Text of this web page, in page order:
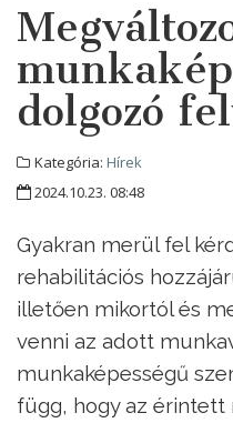
dolgozó
Kategória: Hírek
2024.10.23. 08:48
Gyakran merül fel
rehabilitációs
illetően mikortól és
venni az adott
munkaképességű
függ, hogy az